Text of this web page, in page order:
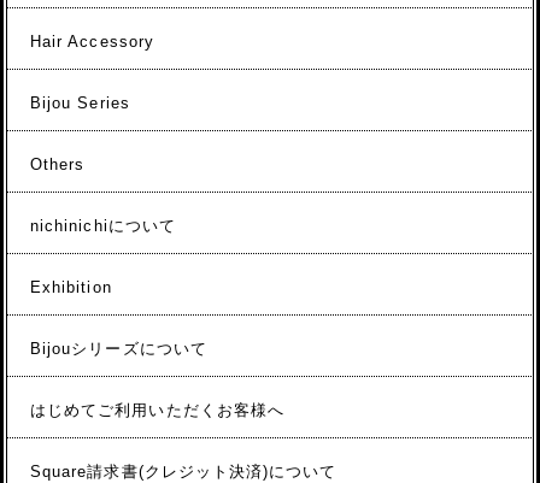
Hair Accessory
Bijou Series
Others
nichinichiについて
Exhibition
Bijouシリーズについて
はじめてご利用いただくお客様へ
Square請求書(クレジット決済)について